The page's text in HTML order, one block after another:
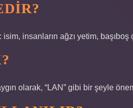
insanların ağzı yetim, başıboş
olarak, “LAN” gibi bir şeyle